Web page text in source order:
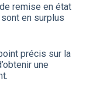
remise en état
en surplus
précis sur la
une